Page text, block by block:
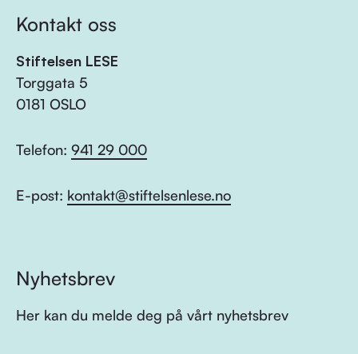
Kontakt oss
Stiftelsen LESE
Torggata 5
0181 OSLO
Telefon: 941 29 000
E-post: kontakt@stiftelsenlese.no
Nyhetsbrev
Her kan du melde deg på vårt nyhetsbrev